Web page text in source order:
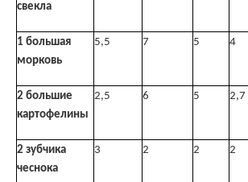
свекла
1 большая
морковь
5,5 7 5 4
2 большие
картофелины
2,5 6 5 2,7
2 зубчика
чеснока
3 2 2 2